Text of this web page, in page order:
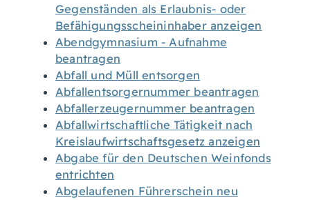
Gegenständen als Erlaubnis- oder
Befähigungsscheininhaber anzeigen
Abendgymnasium - Aufnahme
beantragen
Abfall und Müll entsorgen
Abfallentsorgernummer beantragen
Abfallerzeugernummer beantragen
Abfallwirtschaftliche Tätigkeit nach
Kreislaufwirtschaftsgesetz anzeigen
Abgabe für den Deutschen Weinfonds
entrichten
Abgelaufenen Führerschein neu